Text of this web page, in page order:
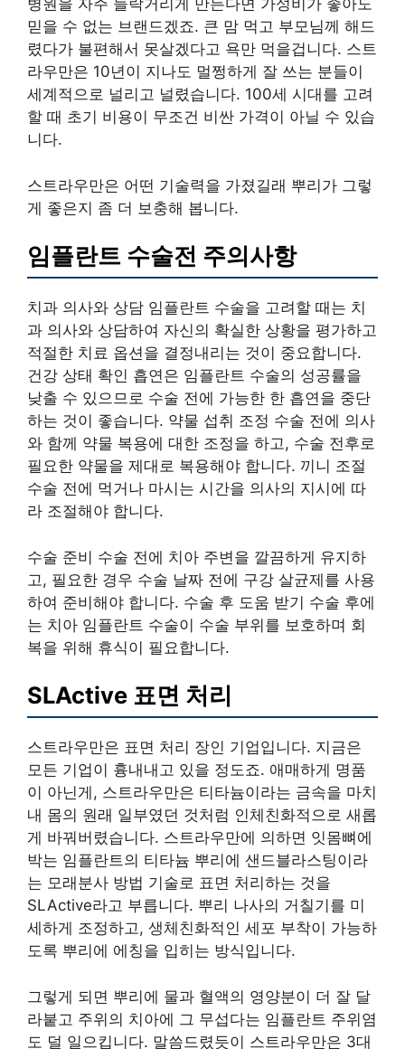
병원을 자주 들락거리게 만든다면 가성비가 좋아도
믿을 수 없는 브랜드겠죠. 큰 맘 먹고 부모님께 해드
렸다가 불편해서 못살겠다고 욕만 먹을겁니다. 스트
라우만은 10년이 지나도 멀쩡하게 잘 쓰는 분들이
세계적으로 널리고 널렸습니다. 100세 시대를 고려
할 때 초기 비용이 무조건 비싼 가격이 아닐 수 있습
니다.
스트라우만은 어떤 기술력을 가졌길래 뿌리가 그렇
게 좋은지 좀 더 보충해 봅니다.
임플란트 수술전 주의사항
치과 의사와 상담 임플란트 수술을 고려할 때는 치
과 의사와 상담하여 자신의 확실한 상황을 평가하고
적절한 치료 옵션을 결정내리는 것이 중요합니다.
건강 상태 확인 흡연은 임플란트 수술의 성공률을
낮출 수 있으므로 수술 전에 가능한 한 흡연을 중단
하는 것이 좋습니다. 약물 섭취 조정 수술 전에 의사
와 함께 약물 복용에 대한 조정을 하고, 수술 전후로
필요한 약물을 제대로 복용해야 합니다. 끼니 조절
수술 전에 먹거나 마시는 시간을 의사의 지시에 따
라 조절해야 합니다.
수술 준비 수술 전에 치아 주변을 깔끔하게 유지하
고, 필요한 경우 수술 날짜 전에 구강 살균제를 사용
하여 준비해야 합니다. 수술 후 도움 받기 수술 후에
는 치아 임플란트 수술이 수술 부위를 보호하며 회
복을 위해 휴식이 필요합니다.
SLActive 표면 처리
스트라우만은 표면 처리 장인 기업입니다. 지금은
모든 기업이 흉내내고 있을 정도죠. 애매하게 명품
이 아닌게, 스트라우만은 티타늄이라는 금속을 마치
내 몸의 원래 일부였던 것처럼 인체친화적으로 새롭
게 바꿔버렸습니다. 스트라우만에 의하면 잇몸뼈에
박는 임플란트의 티타늄 뿌리에 샌드블라스팅이라
는 모래분사 방법 기술로 표면 처리하는 것을
SLActive라고 부릅니다. 뿌리 나사의 거칠기를 미
세하게 조정하고, 생체친화적인 세포 부착이 가능하
도록 뿌리에 에칭을 입히는 방식입니다.
그렇게 되면 뿌리에 물과 혈액의 영양분이 더 잘 달
라붙고 주위의 치아에 그 무섭다는 임플란트 주위염
도 덜 일으킵니다. 말씀드렸듯이 스트라우만은 3대